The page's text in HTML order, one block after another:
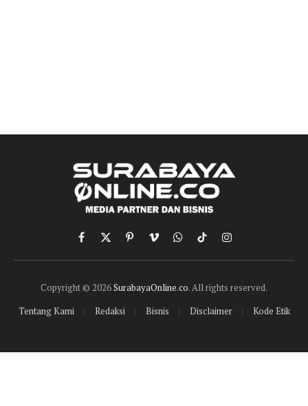
Facebook
X
(Twitter)
PinterestVimeoWhatsApp
TikTokInstagram
Copyright © 2026SurabayaOnline.co. All rights reserved.
Tentang Kami
Redaksi Bisnis Disclaimer Kode Etik